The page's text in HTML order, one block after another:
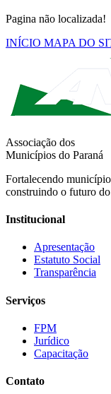
Pagina não localizada!
INÍCIO MAPA DO
Associação dos
Municípios do Paraná
Fortalecendo
construindo o futuro do
Institucional
Apresentação
Estatuto Social
Transparência
Serviços
FPM
Jurídico
Capacitação
Contato